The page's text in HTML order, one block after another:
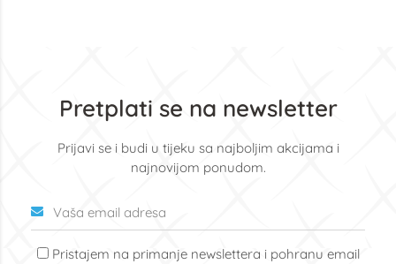
Pretplati se na newsletter
Prijavi se i budi u tijeku sa najboljim akcijama i
najnovijom ponudom.
Pristajem na primanje newslettera i pohranu email